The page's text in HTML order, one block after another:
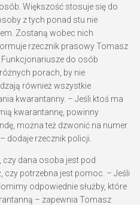
Większość stosuje się do
z tych ponad stu nie
Zostaną wobec nich
rzecznik prasowy Tomasz
Funkcjonariusze do osób
porach, by nie
również wszystkie
kwarantanny. – Jeśli ktoś ma
kwarantannę, powinny
można też dzwonić na numer
dodaje rzecznik policji.
dana osoba jest pod
czy potrzebna jest pomoc. – Jeśli
odpowiednie służby, które
– zapewnia Tomasz